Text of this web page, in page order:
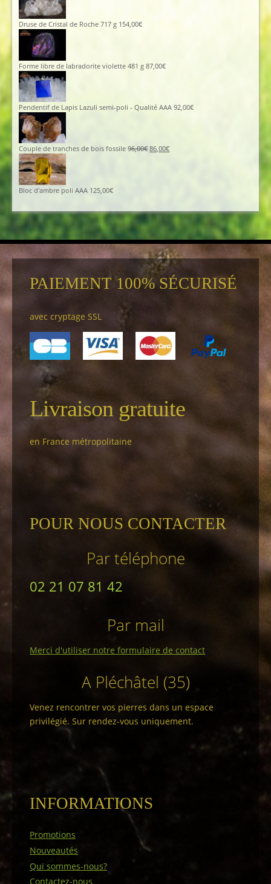
Druse de Cristal de Roche 717 g 154,00€
Forme libre de labradorite violette 481 g 87,00€
Pendentif de Lapis Lazuli semi-poli - Qualité AAA 92,00€
Couple de tranches de bois fossile 96,00€ 86,00€
Bloc d'ambre poli AAA 125,00€
PAIEMENT 100% SÉCURISÉ
avec cryptage SSL
Livraison gratuite
en France métropolitaine
POUR NOUS CONTACTER
Par téléphone
02 21 07 81 42
Par mail
Merci d'utiliser notre formulaire de contact
A Pléchâtel (35)
Venez rencontrer vos pierres dans un espace
privilégié. Sur rendez-vous uniquement.
INFORMATIONS
Promotions
Nouveautés
Qui sommes-nous?
Contactez-nous